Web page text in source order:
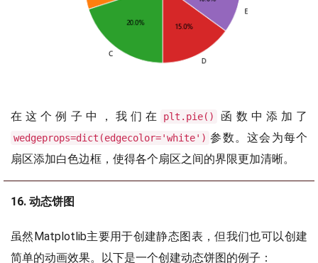
在这个例子中，我们在 plt.pie() 函数中添加了
wedgeprops=dict(edgecolor='white') 参数。这会为每个
扇区添加白色边框，使得各个扇区之间的界限更加清晰。
16. 动态饼图
虽然Matplotlib主要用于创建静态图表，但我们也可以创建
简单的动画效果。以下是一个创建动态饼图的例子：